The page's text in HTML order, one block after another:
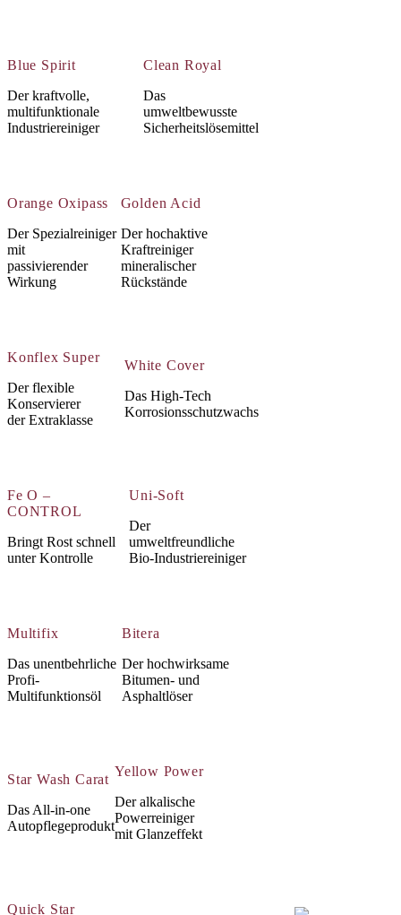
Blue Spirit
Der kraftvolle,
multifunktionale
Industriereiniger
Clean Royal
Das
umweltbewusste
Sicherheitslösemittel
Orange Oxipass
Der Spezialreiniger
mit
passivierender
Wirkung
Golden Acid
Der hochaktive
Kraftreiniger
mineralischer
Rückstände
Konflex Super
Der flexible
Konservierer
der Extraklasse
White Cover
Das High-Tech
Korrosionsschutzwachs
Fe O –
CONTROL
Bringt Rost schnell
unter Kontrolle
Uni-Soft
Der
umweltfreundliche
Bio-Industriereiniger
Multifix
Das unentbehrliche
Profi-
Multifunktionsöl
Bitera
Der hochwirksame
Bitumen- und
Asphaltlöser
Star Wash Carat
Das All-in-one
Autopflegeprodukt
Yellow Power
Der alkalische
Powerreiniger
mit Glanzeffekt
Quick Star